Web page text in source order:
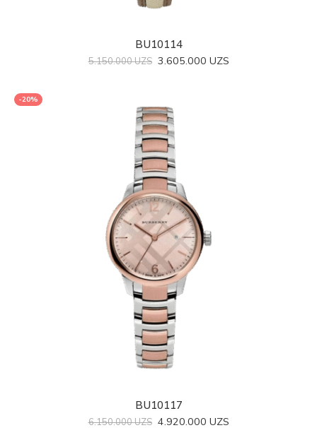
BU10114
5.150.000UZS 3.605.000 UZS
-20%
BU10117
6.150.000UZS 4.920.000 UZS